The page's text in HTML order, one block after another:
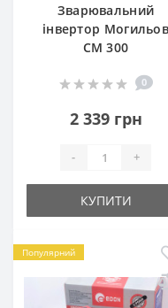
Зварювальний
інвертор Могильов
СМ 300
0
2 339 грн
- +
КУПИТИ
Популярний